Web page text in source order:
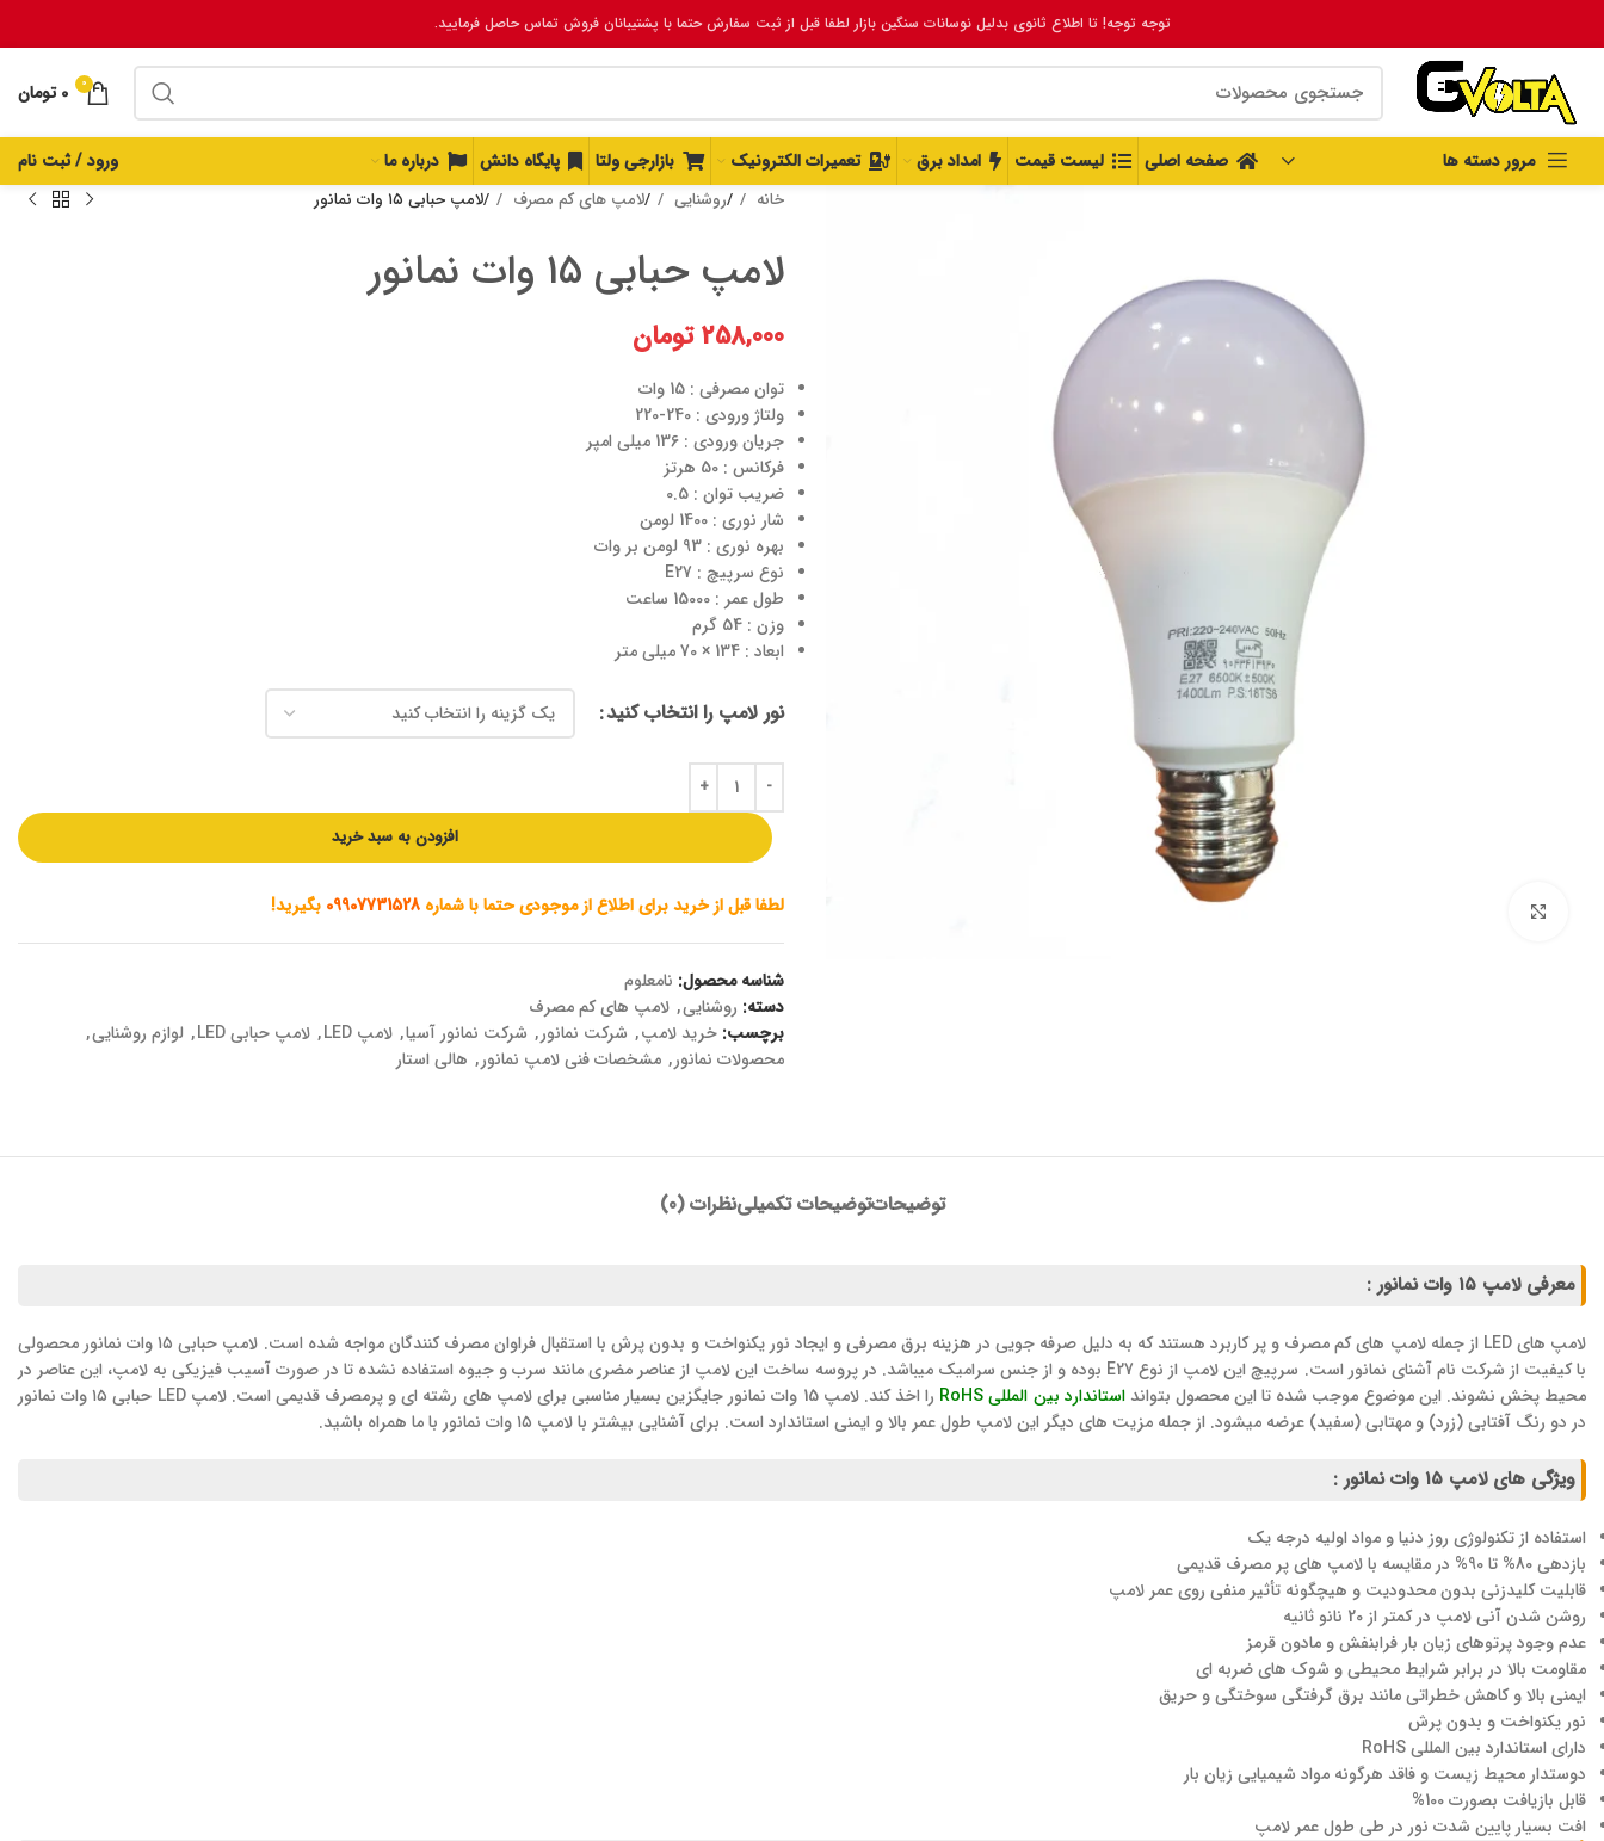
توجه توجه! تا اطلاع ثانوی بدلیل نوسانات سنگین بازار لطفا قبل از ثبت سفارش حتما با پشتیبانان فروش تماس حاصل فرمایید.
0
0 تومان
مرور دسته ها صفحه اصلی لیست قیمت امداد برق تعمیرات الکترونیک بازارجی ولتا پایگاه دانش درباره ما ورود / ثبت نام
خانه روشنایی لامپ های کم مصرف لامپ حبابی ۱۵ وات نمانور
لامپ حبابی ۱۵ وات نمانور
258,000 تومان
توان مصرفی : 15 وات
ولتاژ ورودی : 240-220
جریان ورودی : 136 میلی امپر
فرکانس : 50 هرتز
ضریب توان : 0.5
شار نوری : 1400 لومن
بهره نوری : 93 لومن بر وات
نوع سرپیچ : E27
طول عمر : 15000 ساعت
وزن : 54 گرم
ابعاد : 134 × 70 میلی متر
نور لامپ را انتخاب کنید
افزودن به سبد خرید
لطفا قبل از خرید برای اطلاع از موجودی حتما با شماره 09907731528 بگیرید!
شناسه محصول: نامعلوم
دسته: روشنایی, لامپ های کم مصرف
برچسب: خرید لامپ, شرکت نمانور, شرکت نمانور آسیا, لامپ LED , لامپ حبابی LED , لوازم روشنایی,
محصولات نمانور, مشخصات فنی لامپ نمانور, هالی استار
توضیحاتتوضیحات تکمیلینظرات (0)
معرفی لامپ ۱۵ وات نمانور :
لامپ های LED از جمله لامپ های کم مصرف و پر کاربرد هستند که به دلیل صرفه جویی در هزینه برق مصرفی و ایجاد نور یکنواخت و بدون پرش با استقبال فراوان مصرف کنندگان مواجه شده است. لامپ حبابی ۱۵ وات نمانور محصولی
با کیفیت از شرکت نام آشنای نمانور است. سرپیچ این لامپ از نوع E27 بوده و از جنس سرامیک میباشد. در پروسه ساخت این لامپ از عناصر مضری مانند سرب و جیوه استفاده نشده تا در صورت آسیب فیزیکی به لامپ، این عناصر در
محیط پخش نشوند. این موضوع موجب شده تا این محصول بتوانداستاندارد بین المللی RoHS
را اخذ کند. لامپ 15 وات نمانور جایگزین بسیار مناسبی برای لامپ های رشته ای و پرمصرف قدیمی است. لامپ LED حبابی ۱۵ وات نمانور
در دو رنگ آفتابی (زرد) و مهتابی (سفید) عرضه میشود. از جمله مزیت های دیگر این لامپ طول عمر بالا و ایمنی استاندارد است. برای آشنایی بیشتر با لامپ ۱۵ وات نمانور با ما همراه باشید.
ویژگی های لامپ ۱۵ وات نمانور :
استفاده از تکنولوژی روز دنیا و مواد اولیه درجه یک
بازدهی 80% تا 90% در مقایسه با لامپ های پر مصرف قدیمی
قابلیت کلیدزنی بدون محدودیت و هیچگونه تأثیر منفی روی عمر لامپ
روشن شدن آنی لامپ در کمتر از 20 نانو ثانیه
عدم وجود پرتوهای زیان بار فرابنفش و مادون قرمز
مقاومت بالا در برابر شرایط محیطی و شوک های ضربه ای
ایمنی بالا و کاهش خطراتی مانند برق گرفتگی سوختگی و حریق
نور یکنواخت و بدون پرش
دارای استاندارد بین المللی RoHS
دوستدار محیط زیست و فاقد هرگونه مواد شیمیایی زیان بار
قابل بازیافت بصورت 100%
افت بسیار پایین شدت نور در طی طول عمر لامپ